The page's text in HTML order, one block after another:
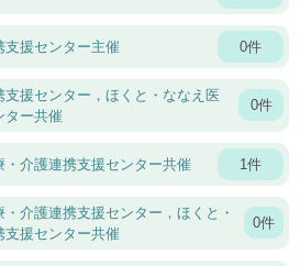
援センター主催 0件
援センター，ほくと・ななえ医
ター共催
0件
介護連携支援センター共催 1件
介護連携支援センター，ほくと・
支援センター共催
0件